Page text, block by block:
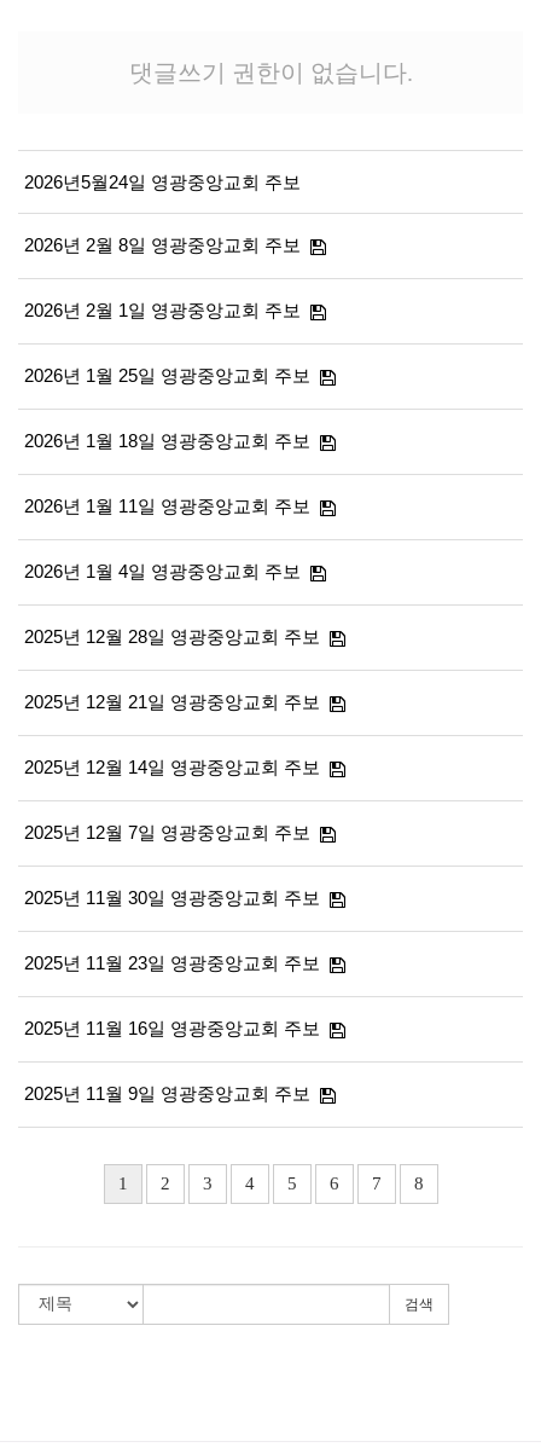
댓글쓰기 권한이 없습니다.
2026년5월24일 영광중앙교회 주보
2026년 2월 8일 영광중앙교회 주보
2026년 2월 1일 영광중앙교회 주보
2026년 1월 25일 영광중앙교회 주보
2026년 1월 18일 영광중앙교회 주보
2026년 1월 11일 영광중앙교회 주보
2026년 1월 4일 영광중앙교회 주보
2025년 12월 28일 영광중앙교회 주보
2025년 12월 21일 영광중앙교회 주보
2025년 12월 14일 영광중앙교회 주보
2025년 12월 7일 영광중앙교회 주보
2025년 11월 30일 영광중앙교회 주보
2025년 11월 23일 영광중앙교회 주보
2025년 11월 16일 영광중앙교회 주보
2025년 11월 9일 영광중앙교회 주보
1 2 3 4 5 6 7 8
검색